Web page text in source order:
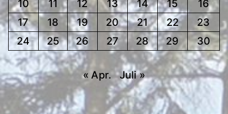
10
11 12 13 14 15
16
17
18 19 20 21 22
23
24
25 26 27 28 29 30
« Apr. Juli »